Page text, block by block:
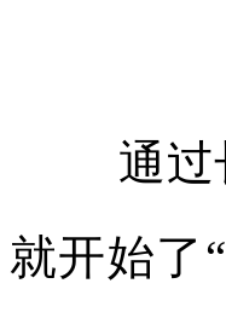
通
就开始了